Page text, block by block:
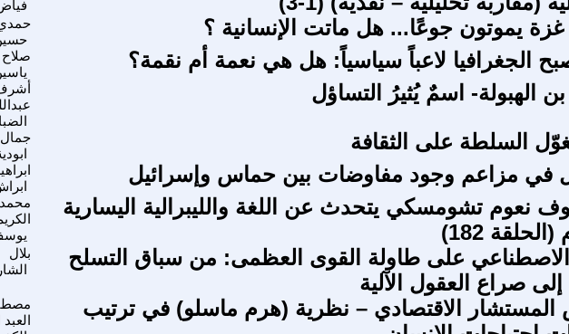
غزة يموتون جوعًا... هل ماتت الإنسانية ؟
صلاح
الجغرافيا لاعباً سياسياً: هل هي نعمة أم نقمة؟
الهبولة- اسمٌ يُثيرُ التساؤل
جمال
السلطة على الثقافة
في مزاعم وجود مفاوضات بين حماس وإسرائيل
نعوم تشومسكي يتحدث عن اللغة والليبرالية اليسارية
182)
بلال
الاصطناعي على طاولة القوى العظمى: من سباق التسلح
إلى صراع العقول الآلية
العبد
الاقتصادي – نظرية (هرم ماسلو) في ترتيب